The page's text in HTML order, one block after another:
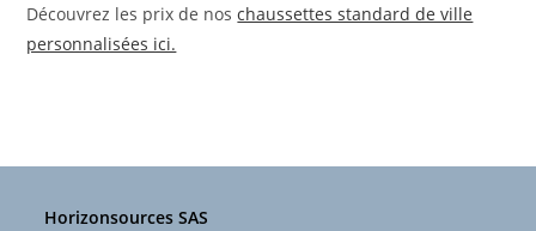
Découvrez les prix de noschaussettes standard de ville
personnalisées ici.
Horizonsources SAS